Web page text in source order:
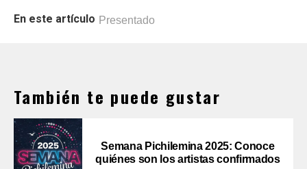
En este artículo Presentado
También te puede gustar
Semana Pichilemina 2025: Conoce
quiénes son los artistas confirmados